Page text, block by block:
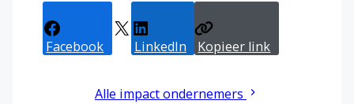
Facebook LinkedIn Kopieer link
Alle impact ondernemers